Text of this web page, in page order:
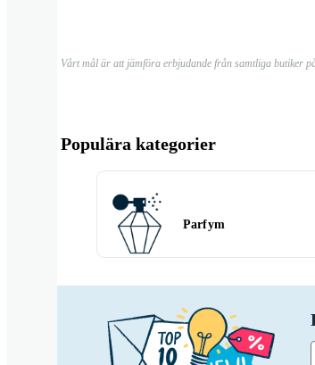
Vårt mål är att jämföra erbjudande från samtliga butiker
Populära kategorier
Parfym